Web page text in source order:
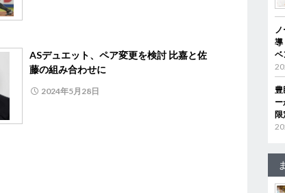
ASデュエット、ペア変更を検討 比嘉と佐
藤の組み合わせに
2024年5月28日
導
ベ
豊
限